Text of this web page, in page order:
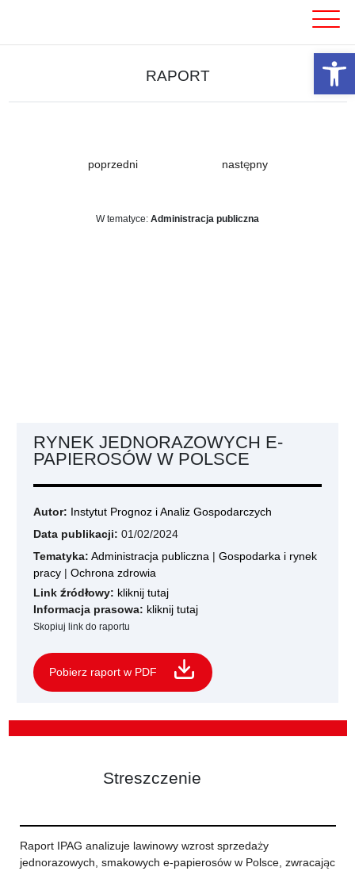
RAPORT
poprzedni następny
W tematyce: Administracja publiczna
RYNEK JEDNORAZOWYCH E-
PAPIEROSÓW W POLSCE
Autor: Instytut Prognoz i Analiz Gospodarczych
Data publikacji: 01/02/2024
Tematyka: Administracja publiczna | Gospodarka i rynek
pracy | Ochrona zdrowia
Link źródłowy: kliknij tutaj
Informacja prasowa: kliknij tutaj
Skopiuj link do raportu
Pobierz raport w PDF
Streszczenie
Raport IPAG analizuje lawinowy wzrost sprzedaży
jednorazowych, smakowych e-papierosów w Polsce, zwracając